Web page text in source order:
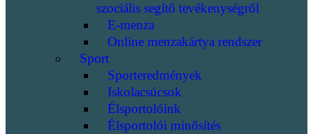
szociális segítő tevékenységről
E-menza
Online menzakártya rendszer
Sport
Sporteredmények
Iskolacsúcsok
Élsportolóink
Élsportolói minősítés